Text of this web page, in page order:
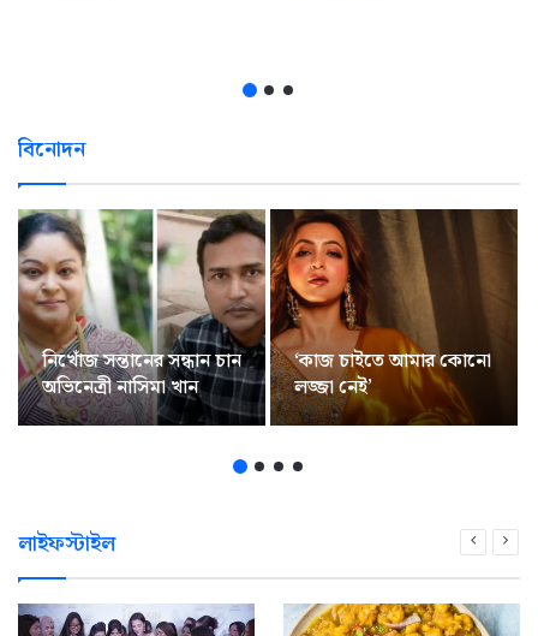
বিনোদন
নিখোঁজ সন্তানের সন্ধান চান
অভিনেত্রী নাসিমা খান
‘কাজ চাইতে আমার কোনো
লজ্জা নেই’
লাইফস্টাইল